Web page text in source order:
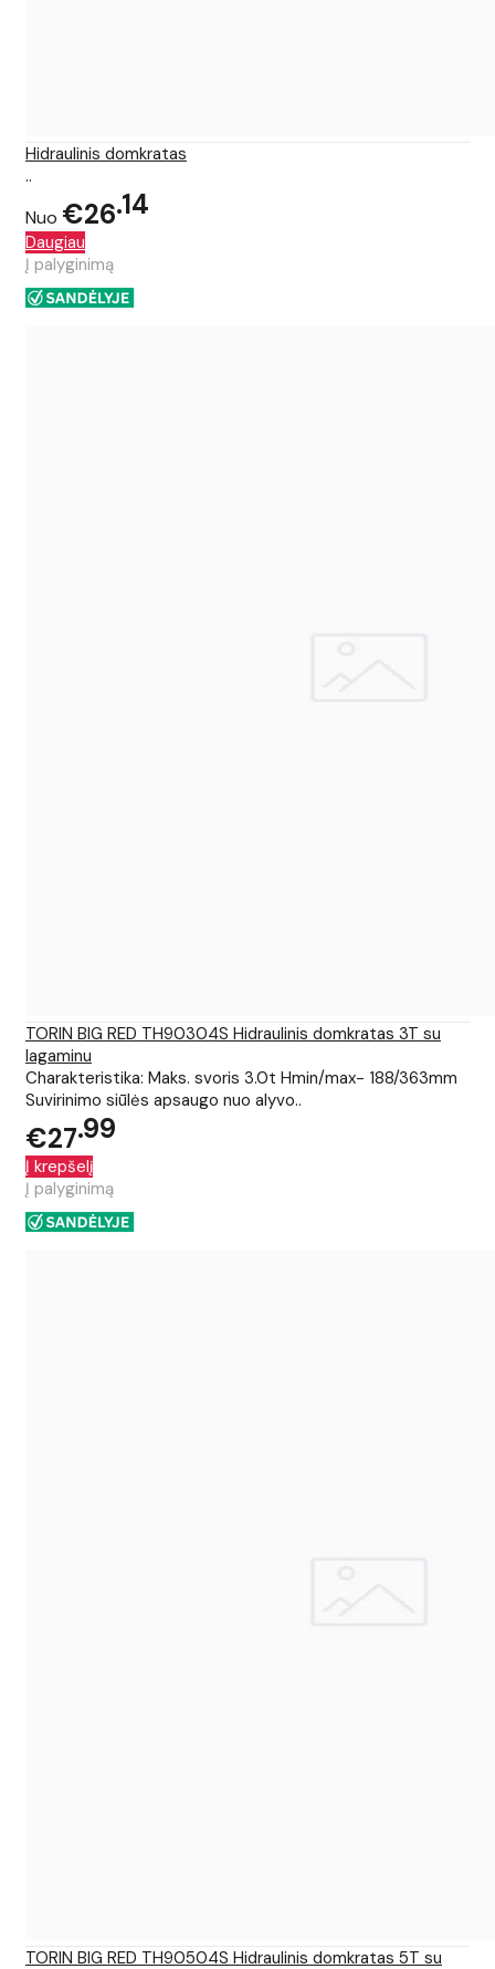
Hidraulinis domkratas
..
Nuo €26 14
Daugiau
Į palyginimą
TORIN BIG RED TH90304S Hidraulinis domkratas 3T su
lagaminu
Charakteristika: Maks. svoris 3.0t Hmin/max- 188/363mm
Suvirinimo siūlės apsaugo nuo alyvo..
€27 99
Į krepšelį
Į palyginimą
TORIN BIG RED TH90504S Hidraulinis domkratas 5T su